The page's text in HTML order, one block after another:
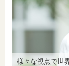
様々な視点で世